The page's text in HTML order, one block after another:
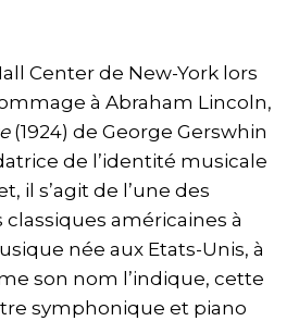
Center de New-York lors
à Abraham Lincoln,
(1924) de George Gerswhin
de l’identité musicale
il s’agit de l’une des
américaines à
née aux Etats-Unis, à
son nom l’indique, cette
symphonique et piano